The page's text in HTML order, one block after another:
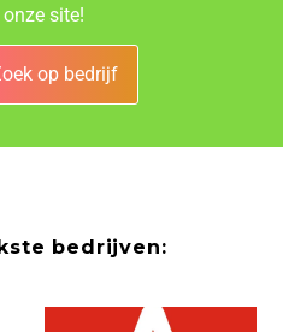
site!
op bedrijf
bedrijven: